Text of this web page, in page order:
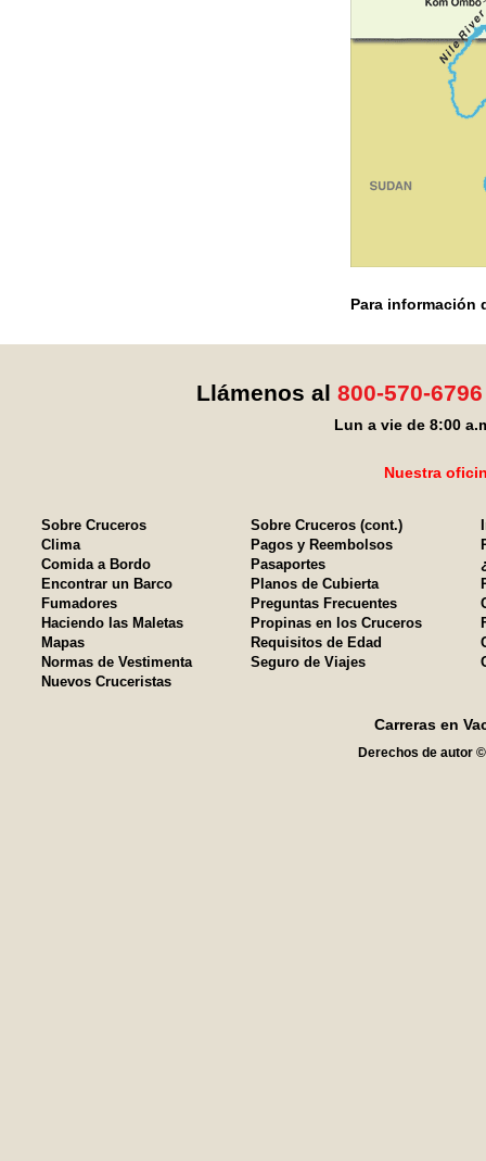
Para información
Llámenos al 800-570-6796
Lun a vie de 8:00
Nuestra
Sobre Cruceros
Clima
Comida a Bordo
Encontrar un Barco
Fumadores
Haciendo las Maletas
Mapas
Normas de Vestimenta
Nuevos Cruceristas
Sobre Cruceros (cont.)
Pagos y Reembolsos
Pasaportes
Planos de Cubierta
Preguntas Frecuentes
Propinas en los Cruceros
Requisitos de Edad
Seguro de Viajes
Carreras en
Derechos de autor